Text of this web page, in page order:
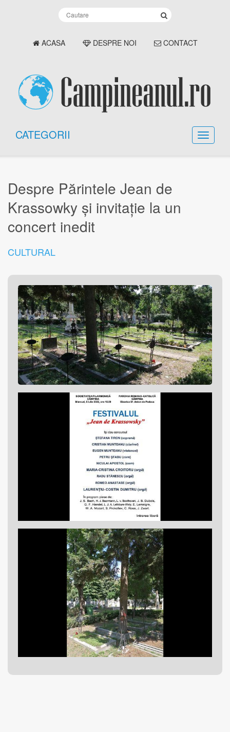
ACASA DESPRE NOI CONTACT
CATEGORII
Despre Părintele Jean de
Krassowky și invitație la un
concert inedit
CULTURAL